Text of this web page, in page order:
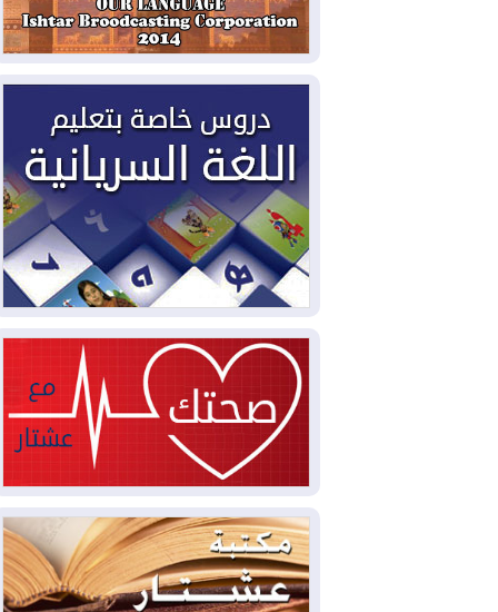
2026-08-03رئيس إقليم كوردستان في
2026-08-03العراق يؤكد مجدداً التزامه
بمنع الهجمات على الدول المجاورة
2026-08-03العجز والاقتراض يطوقان
المالية العراقية.. اقتراض يتجاوز 3 تريليونات
دينار!
2026-08-03كوبا تغرق في الظلام مجددا
2026-08-03
أوامر بإجلاء 60 ألف شخص
بسبب الحرائق في ولاية واشنطن
2026-08-02
مشروع "حسابي" يُمهل
الموظفين حتى نهاية أغسطس لاستلام
بطاقاتهم المصرفية
2026-08-02دمشق وعمّان تحذران بغداد:
أي هجوم من أراضي العراق سيواجه برد